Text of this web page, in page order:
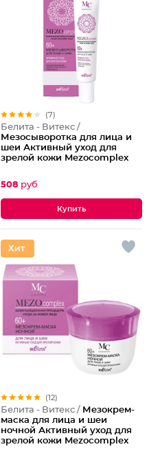
(7)
Белита - Витекс /
Мезосыворотка для лица и
шеи Активный уход для
зрелой кожи Mezocomplex
508 руб
(12)
Белита - Витекс / Мезокрем-
маска для лица и шеи
ночной Активный уход для
зрелой кожи Mezocomplex